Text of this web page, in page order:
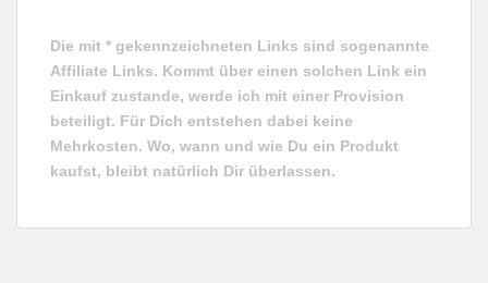
Die mit * gekennzeichneten Links sind sogenannte
Affiliate Links. Kommt über einen solchen Link ein
Einkauf zustande, werde ich mit einer Provision
beteiligt. Für Dich entstehen dabei keine
Mehrkosten. Wo, wann und wie Du ein Produkt
kaufst, bleibt natürlich Dir überlassen.